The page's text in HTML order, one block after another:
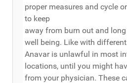
proper measures and cycle
to keep
away from burn out and
well being. Like with
Anavar is unlawful in most
locations, until you might
from your physician. These